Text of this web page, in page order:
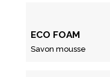
ECO FOAM
Savon mousse